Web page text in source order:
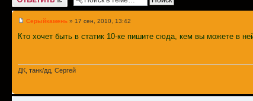
Серыйкамень » 17 сен, 2010, 13:42
Кто хочет быть в статик 10-ке пишите сюда, кем вы можете в
ДК, танк/дд, Сергей